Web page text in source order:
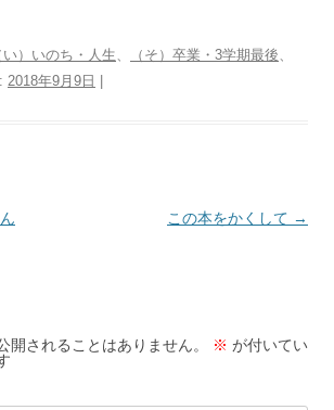
い）いのち・人生、 （そ）卒業・3学期最後、
2018年9月9日
この本をかくして →
開されることはありません。 ※ が付いてい